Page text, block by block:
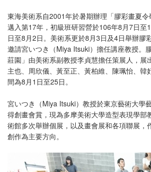
東海美術系自2001年於暑期辦理「膠彩畫夏
邁入第17年，初級班研習營於106年8月7日至
日至8月2日。美術系更於8月3日及4日舉辦膠
邀請宮いつき（Miya Itsuki）擔任講座教授。
莊園」由美術系副教授李貞慧擔任策展人，展
主也、周欣儀、黃至正、黃柏維、陳珮怡、韓
間為8月1日至25日。
宮いつき（Miya Itsuki）教授於東京藝術大學
得創畫會賞，現為多摩美術大學造型表現學部
術館多次舉辦個展，以及畫會展和各項聯展，
創作為主要方向。